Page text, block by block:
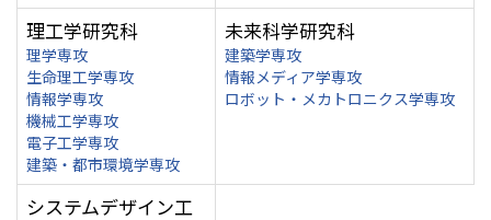
理工学研究科
理学専攻
生命理工学専攻
情報学専攻
機械工学専攻
電子工学専攻
建築・都市環境学専攻
未来科学研究科
建築学専攻
情報メディア学専攻
ロボット・メカトロニクス学専攻
システムデザイン工